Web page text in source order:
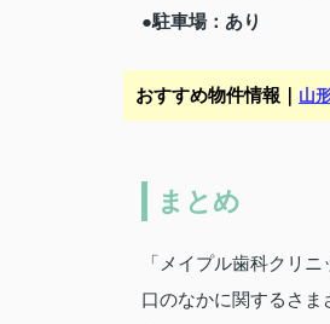
●駐車場：あり
おすすめ物件情報｜ 山
まとめ
「メイプル歯科クリ
口のなかに関するさ